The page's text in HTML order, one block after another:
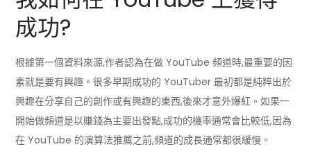
成功?
根據第一個資料來源,作者認為在做 YouTube 頻道時,最重要的因
素就是要有興趣。很多早期成功的 YouTuber 最初都是純粹出於
興趣在分享自己的創作或有興趣的東西,後來才意外爆紅。如果一
開始做頻道是以賺錢為主要出發點,成功的機率通常會比較低,因為
在 YouTube 的演算法推薦之前,頻道的成長通常都很緩慢。